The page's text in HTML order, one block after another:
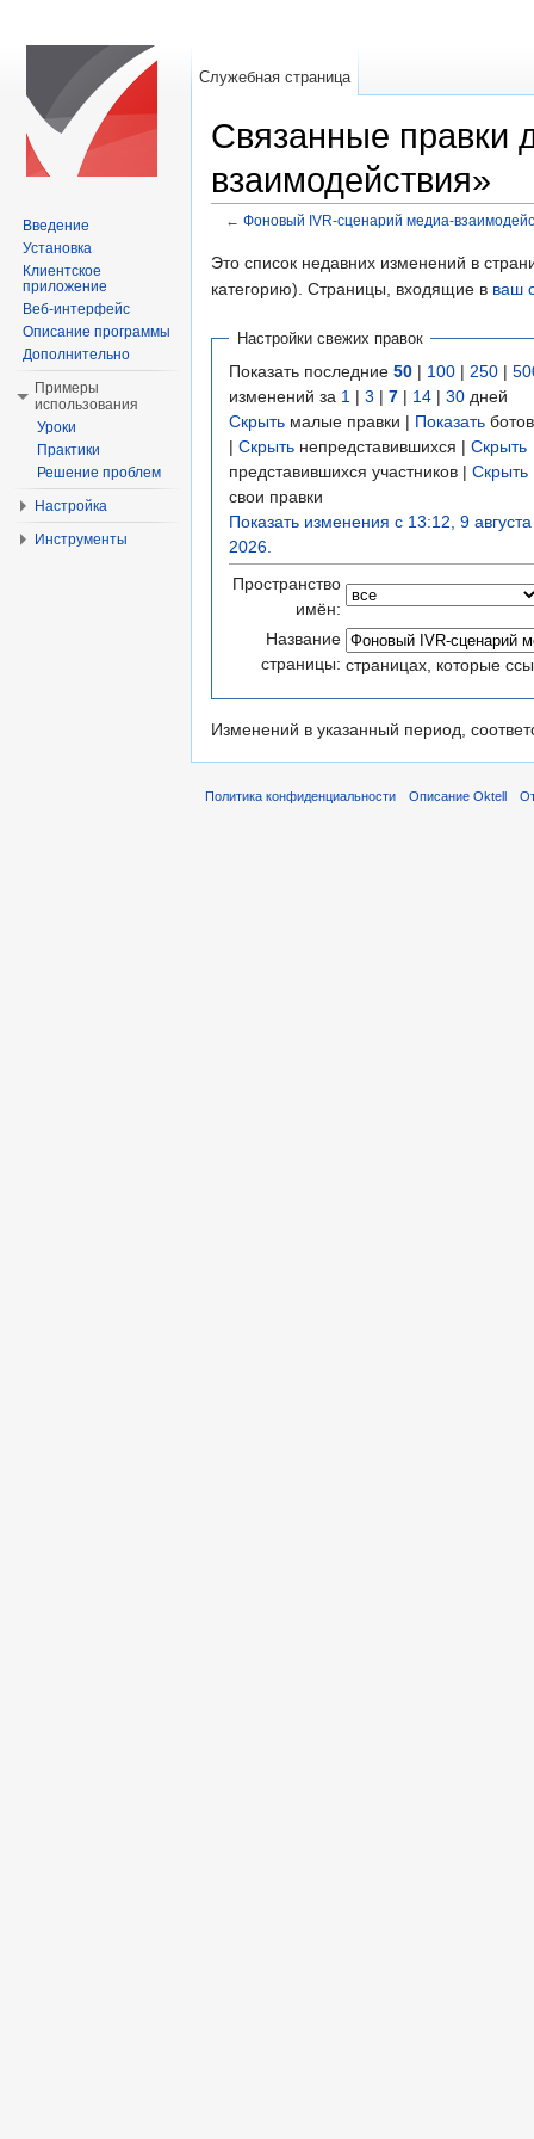
Связанные правки
взаимодействия»
← Фоновый IVR-сценарий медиа-
Это список недавних изменений в
категорию). Страницы, входящие в ваш
Настройки свежих правок
Показать последние 50 | 100 | 250 |
изменений за 1 | 3 | 7 | 14 | 30 дней
Скрыть малые правки | Показать ботов
| Скрыть непредставившихся | Скрыть
представившихся участников | Скрыть
свои правки
Показать изменения с 13:12, 9 августа
2026.
Пространство
имён:
Название
страницы: страницах, которые
Изменений в указанный период,
Служебная страница
Введение
Установка
Клиентское
приложение
Веб-интерфейс
Описание программы
Дополнительно
Примеры
использования
Уроки
Практики
Решение проблем
Настройка
Инструменты
Политика конфиденциальности Описание Oktell